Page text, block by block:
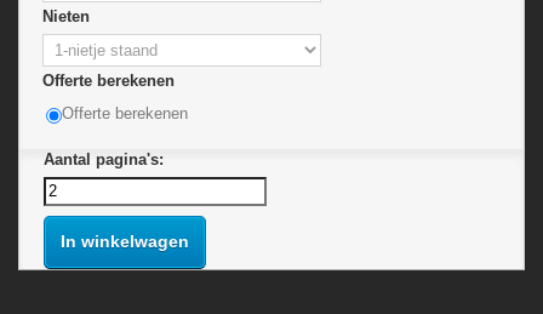
Nieten
Offerte berekenen
Offerte berekenen
Aantal pagina's:
In winkelwagen